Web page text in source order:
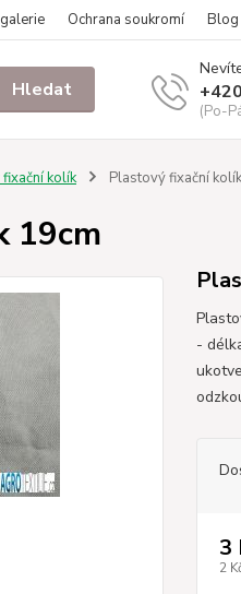
Ochrana soukromí Blog
Hledat
(Po-
kolík Plastový fixační
19cm
-
3
2